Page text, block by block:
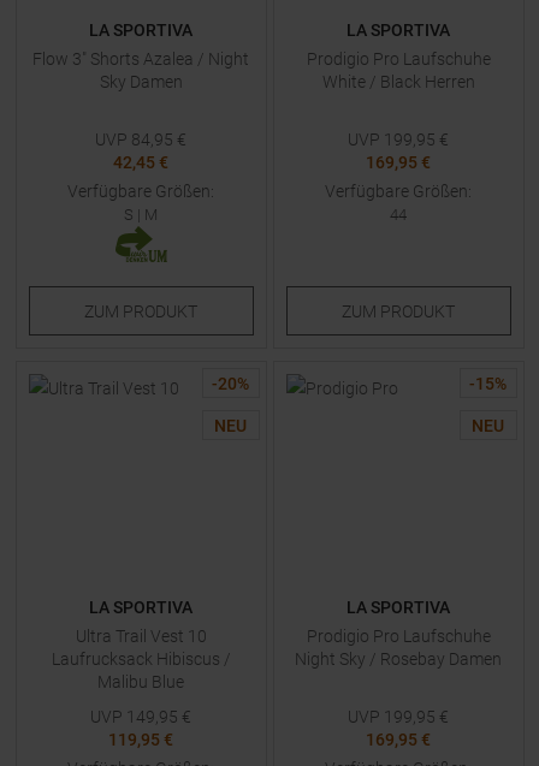
LA SPORTIVA
Flow 3" Shorts Azalea / Night
Sky Damen
UVP 84,95 €
42,45 €
Verfügbare Größen:
S | M
ZUM PRODUKT
LA SPORTIVA
Prodigio Pro Laufschuhe
White / Black Herren
UVP 199,95 €
169,95 €
Verfügbare Größen:
44
ZUM PRODUKT
-20%
NEU
LA SPORTIVA
Ultra Trail Vest 10
Laufrucksack Hibiscus /
Malibu Blue
UVP 149,95 €
119,95 €
-15%
NEU
LA SPORTIVA
Prodigio Pro Laufschuhe
Night Sky / Rosebay Damen
UVP 199,95 €
169,95 €